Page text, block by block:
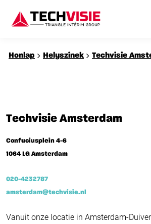
Honlap Helyszínek Techvisie
Techvisie Amsterdam
Confuciusplein 4-6
1064 LG Amsterdam
020-4232787
amsterdam@techvisie.nl
Vanuit onze locatie in Amsterdam-